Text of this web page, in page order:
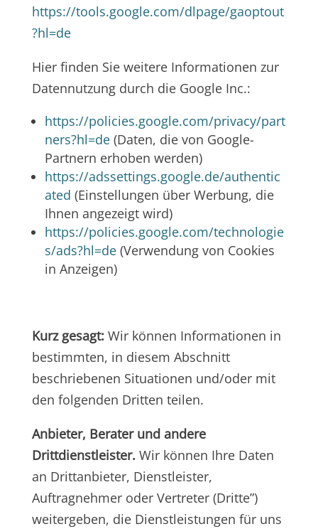
https://tools.google.com/dlpage/gaoptout
?hl=de
Hier finden Sie weitere Informationen zur
Datennutzung durch die Google Inc.:
https://policies.google.com/privacy/part
ners?hl=de(Daten, die von Google-
Partnern erhoben werden)
https://adssettings.google.de/authentic
ated (Einstellungen über Werbung, die
Ihnen angezeigt wird)
https://policies.google.com/technologie
s/ads?hl=de(Verwendung von Cookies
in Anzeigen)
Kurz gesagt: Wir können Informationen in
bestimmten, in diesem Abschnitt
beschriebenen Situationen und/oder mit
den folgenden Dritten teilen.
Anbieter, Berater und andere
Drittdienstleister. Wir können Ihre Daten
an Drittanbieter, Dienstleister,
Auftragnehmer oder Vertreter (Dritte”)
weitergeben, die Dienstleistungen für uns